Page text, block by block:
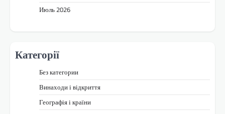
Июль 2026
Категорії
Без категории
Винаходи і відкриття
Географія і країни